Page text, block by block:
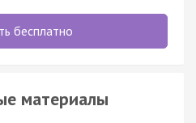
бесплатно
материалы